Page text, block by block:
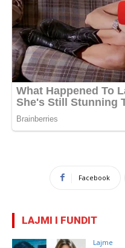
Facebook
LAJMI I FUNDIT
Lajme